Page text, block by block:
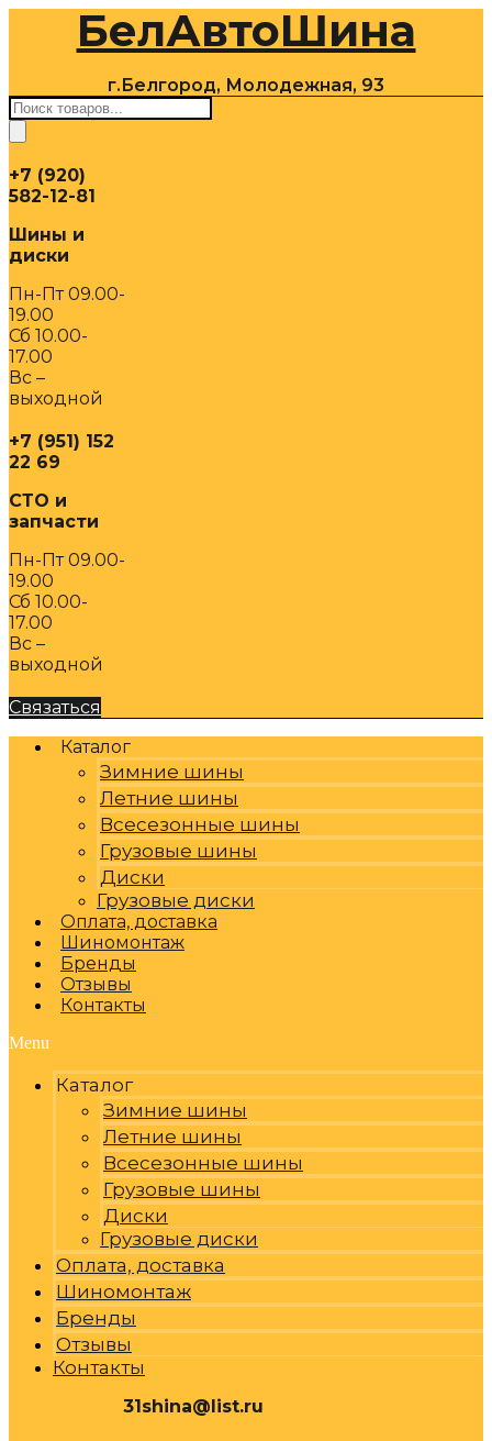
содержимомуБелАвтоШина
г.Белгород, Молодежная, 93
Поиск
товаров
+7 (920)
582-12-81
Шины и
диски
Пн-Пт 09.00-
19.00
Сб 10.00-
17.00
Вс –
выходной
+7 (951) 152
22 69
СТО и
запчасти
Пн-Пт 09.00-
19.00
Сб 10.00-
17.00
Вс –
выходной
Связаться
Каталог
Зимние шины
Летние шины
Всесезонные шины
Грузовые шины
Диски
Грузовые диски
Оплата, доставка
Шиномонтаж
Бренды
Отзывы
Контакты
Menu
Каталог
Зимние шины
Летние шины
Всесезонные шины
Грузовые шины
Диски
Грузовые диски
Оплата, доставка
Шиномонтаж
Бренды
Отзывы
Контакты
31shina@list.ru